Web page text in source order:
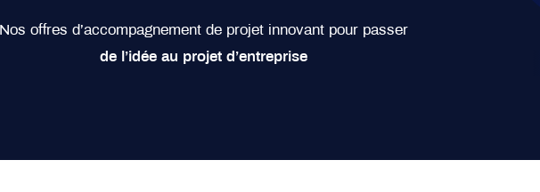
Nos offres d’accompagnement de projet innovant pour passer
de l’idée au projet d’entreprise